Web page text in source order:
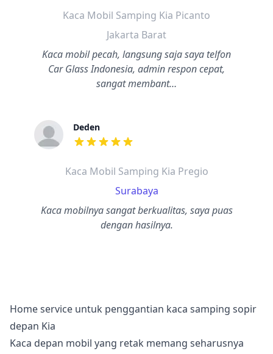
Kaca Mobil Samping Kia Picanto
Jakarta Barat
Kaca mobil pecah, langsung saja saya telfon
Car Glass Indonesia, admin respon cepat,
sangat membant…
Deden
dari ulasan adalah bintang lima
Kaca Mobil Samping Kia Pregio
Surabaya
Kaca mobilnya sangat berkualitas, saya puas
dengan hasilnya.
Home service untuk penggantian kaca samping sopir
depan Kia
Kaca depan mobil yang retak memang seharusnya